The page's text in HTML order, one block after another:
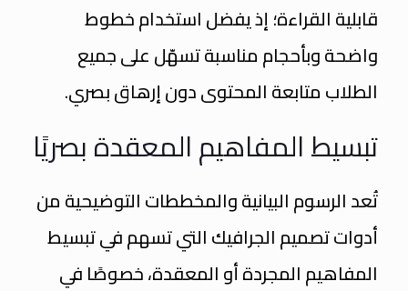
قابلية القراءة؛ إذ يفضل استخدام خطوط
واضحة وبأحجام مناسبة تسهّل على جميع
الطلاب متابعة المحتوى دون إرهاق بصري.
تبسيط المفاهيم المعقدة بصريًا
تُعد الرسوم البيانية والمخططات التوضيحية من
أدوات تصميم الجرافيك التي تسهم في تبسيط
المفاهيم المجردة أو المعقدة، خصوصًا في